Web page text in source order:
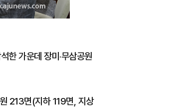
한 가운데 장미‧무삼공원
213면(지하 119면, 지상